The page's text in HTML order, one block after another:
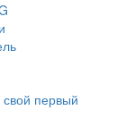
первый